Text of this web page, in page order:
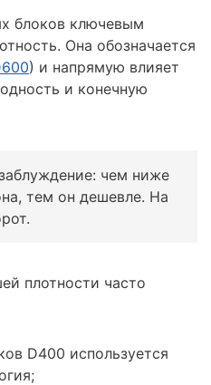
блоков ключевым
Она обозначается
) и напрямую влияет
и конечную
чем ниже
тем он дешевле. На
плотности часто
D400 используется